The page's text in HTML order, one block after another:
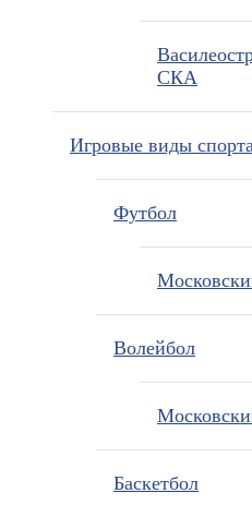
СКА
Игровые виды
Футбол
Волейбол
Баскетбол